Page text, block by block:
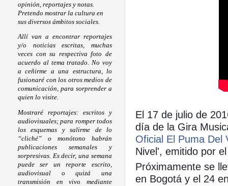
El 17 de julio de
día de la Gira
Oficial El Puma Del
Nivel', emitido por
Próximamente se
en Bogotá y el 24
opinión, reportajes y notas.
Pretendo mostrar la cultura en
sus diversos ámbitos sociales.
Allí van a encontrar reportajes
y/o noticias escritas, muchas
veces con su respectiva foto de
acuerdo al tema tratado. No voy
a ceñirme a una estructura, lo
fusionaré con los otros medios de
comunicación, para sorprender a
quien lo visite.
Mostraré reportajes: escritos y
audiovisuales; para romper todos
los esquemas y salirme de lo
“cliché” o monótono habrán
publicaciones semanales y
sorpresivas. Es decir, una semana
puede ser un reporte escrito,
audiovisual o quizá una
transmisión en vivo mediante